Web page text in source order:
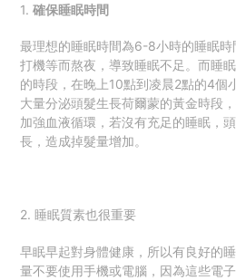
1. 確保睡眠時間
最理想的睡眠時間為6-8小時的睡眠時
打機等而熬夜，導致睡眠不足。而睡
的時段，在晚上10點到凌晨2點的4個
大量分泌頭髮生長荷爾蒙的黃金時段
加強血液循環，若沒有充足的睡眠，
長，造成掉髮量增加。
2. 睡眠質素也很重要
早眠早起對身體健康，所以有良好的
量不要使用手機或電腦，因為這些電